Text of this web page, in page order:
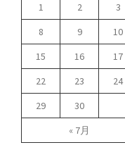
« 7月
1 2 3
8
9 10
15
16 17
22
23 24
29
30